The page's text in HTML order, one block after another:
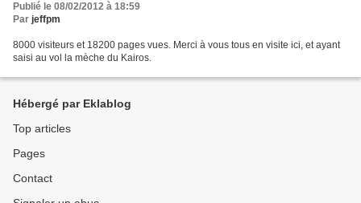
Publié le 08/02/2012 à 18:59
Par jeffpm
8000 visiteurs et 18200 pages vues. Merci à vous tous en visite ici, et ayant
saisi au vol la mèche du Kairos.
Hébergé par Eklablog
Top articles
Pages
Contact